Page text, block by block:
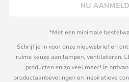
NU
*Met een minimale
Schrijf je in voor onze nieuwsbrief en
ruime keuze aan lampen, ventilatoren,
producten en zo veel meer! Je
productaanbevelingen en inspiratieve